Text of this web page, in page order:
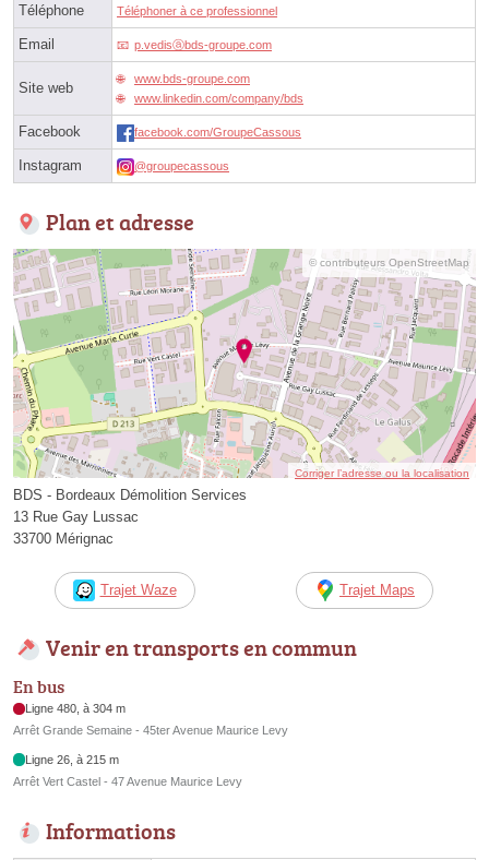
Téléphone Téléphoner à ce professionnel
Email p.vedisⓐbds-groupe.com
Site web
www.bds-groupe.com
www.linkedin.com/company/bds
Facebook facebook.com/GroupeCassous
Instagram @groupecassous
Plan et adresse
© contributeurs OpenStreetMap
Corriger l’adresse ou la localisation
BDS - Bordeaux Démolition Services
13 Rue Gay Lussac
33700 Mérignac
Trajet Waze Trajet Maps
Venir en transports en commun
En bus
Ligne 480, à 304 m
Arrêt Grande Semaine - 45ter Avenue Maurice Levy
Ligne 26, à 215 m
Arrêt Vert Castel - 47 Avenue Maurice Levy
Informations